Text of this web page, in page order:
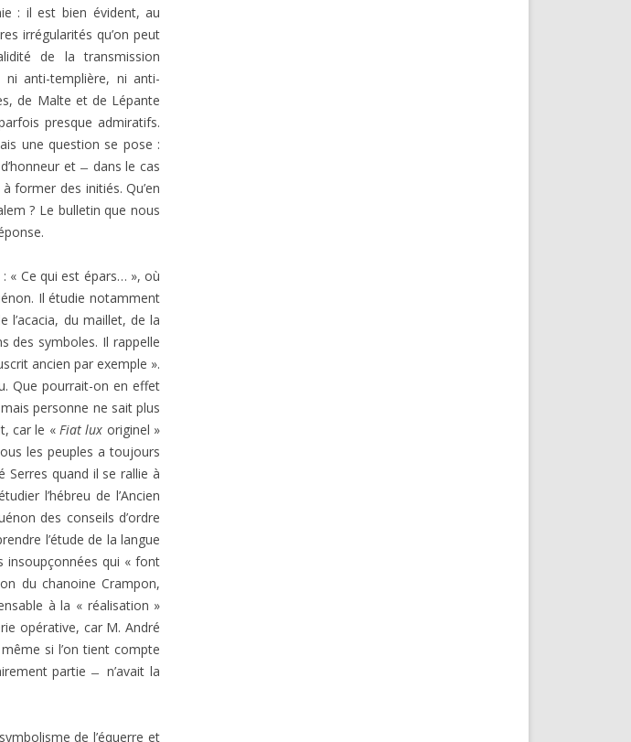
: il est bien évident, au
irrégularités qu’on peut
de la transmission
ni anti-templière, ni anti-
de Malte et de Lépante
presque admiratifs.
une question se pose :
et ̶ dans le cas
former des initiés. Qu’en
? Le bulletin que nous
« Ce qui est épars… », où
Il étudie notamment
l’acacia, du maillet, de la
des symboles. Il rappelle
ancien par exemple ».
Que pourrait-on en effet
personne ne sait plus
car le «Fiat lux originel »
les peuples a toujours
Serres quand il se rallie à
l’hébreu de l’Ancien
des conseils d’ordre
l’étude de la langue
insoupçonnées qui « font
du chanoine Crampon,
à la « réalisation »
opérative, car M. André
si l’on tient compte
partie ̶ n’avait la
de l’équerre et